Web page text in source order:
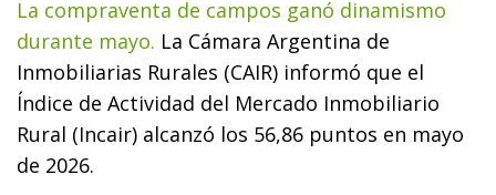
La compraventa de campos ganó dinamismo
durante mayo. La Cámara Argentina de
Inmobiliarias Rurales (CAIR) informó que el
Índice de Actividad del Mercado Inmobiliario
Rural (Incair) alcanzó los 56,86 puntos en mayo
de 2026.